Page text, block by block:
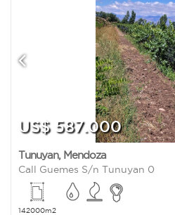
US$ 587.000
Tunuyan, Mendoza
Call Guemes S/n Tunuyan 0
142000m2